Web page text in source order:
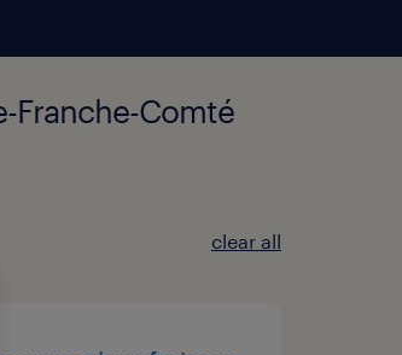
Franche-Comté
clear all